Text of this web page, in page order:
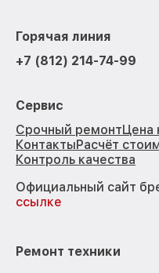
Горячая линия
+7 (812) 214-74-99
Сервис
Срочный ремонтЦена
КонтактыРасчёт
Контроль качества
Официальный сайт
ссылке
Ремонт техники